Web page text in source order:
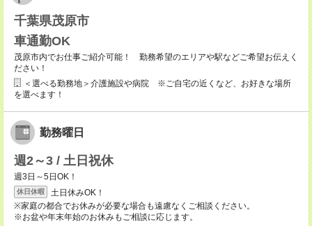
千葉県茂原市
車通勤OK
茂原市内でお仕事ご紹介可能！ 勤務希望のエリアや駅などご希望お伝えく
ださい！
＜選べる勤務地＞介護施設や病院 ※ご自宅の近くなど、お好きな場所
を選べます！
勤務曜日
週2～3 / 土日祝休
週3日～5日OK！
休日休暇
土日休みOK！
※家庭の都合でお休みが必要な場合も遠慮なくご相談ください。
※お盆や年末年始のお休みもご相談に応じます。